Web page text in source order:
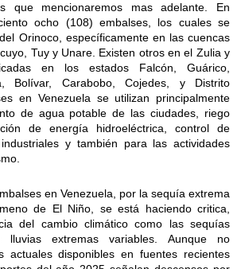
que mencionaremos mas adelante. En
ocho (108) embalses, los cuales se
Orinoco, específicamente en las cuencas
Tuy y Unare. Existen otros en el Zulia y
en los estados Falcón, Guárico,
Bolívar, Carabobo, Cojedes, y Distrito
en Venezuela se utilizan principalmente
de agua potable de las ciudades, riego
de energía hidroeléctrica, control de
y también para las actividades
en Venezuela, por la sequía extrema
de El Niño, se está haciendo critica,
del cambio climático como las sequías
lluvias extremas variables. Aunque no
actuales disponibles en fuentes recientes